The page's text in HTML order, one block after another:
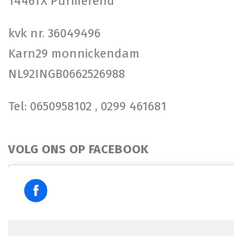
kvk nr. 36049496
Karn29 monnickendam
NL92INGB0662526988
Tel: 0650958102 , 0299 461681
VOLG ONS OP FACEBOOK